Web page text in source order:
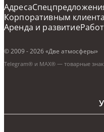
Адреса
Корпоративным
Аренда и развитие
© 2009 - 2026 «Две атмосферы»
Telegram® и MAX® — товарные